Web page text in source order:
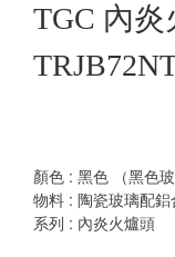
TGC 內
顏色 : 黑色 （黑色
物料 : 陶瓷玻璃配鋁
系列 : 內炎火爐頭